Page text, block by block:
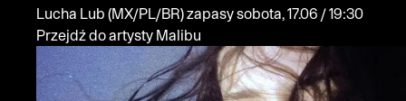
Lucha Lub (MX/PL/BR)zapasy
sobota, 17.06 / 19:30
Przejdź do artysty Malibu